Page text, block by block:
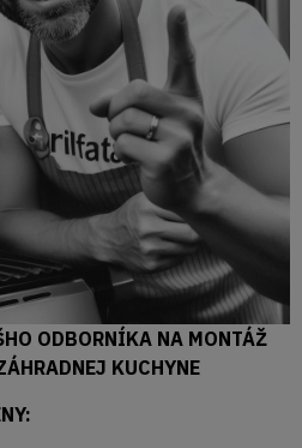
ODBORNÍKA NA MONTÁŽ
KUCHYNE